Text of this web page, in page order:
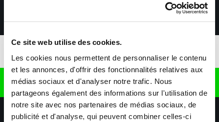
Ce site web utilise des cookies.
Les cookies nous permettent de personnaliser le contenu
et les annonces, d'offrir des fonctionnalités relatives aux
médias sociaux et d'analyser notre trafic. Nous
partageons également des informations sur l'utilisation de
notre site avec nos partenaires de médias sociaux, de
publicité et d'analyse, qui peuvent combiner celles-ci
Retrouvez nous sur